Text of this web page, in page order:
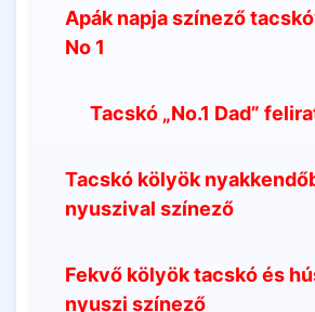
Apák napja színező
No 1
Tacskó „No.1 Dad”
Tacskó kölyök
nyuszival színező
Fekvő kölyök tacskó és
nyuszi színező